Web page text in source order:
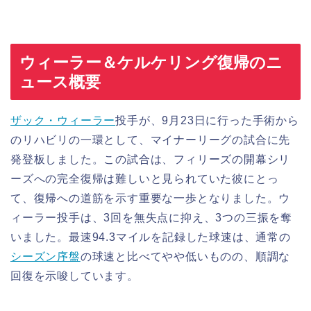
ウィーラー＆ケルケリング復帰のニ
ュース概要
ザック・ウィーラー投手が、9月23日に行った手術から
のリハビリの一環として、マイナーリーグの試合に先
発登板しました。この試合は、フィリーズの開幕シリ
ーズへの完全復帰は難しいと見られていた彼にとっ
て、復帰への道筋を示す重要な一歩となりました。ウ
ィーラー投手は、3回を無失点に抑え、3つの三振を奪
いました。最速94.3マイルを記録した球速は、通常の
シーズン序盤の球速と比べてやや低いものの、順調な
回復を示唆しています。